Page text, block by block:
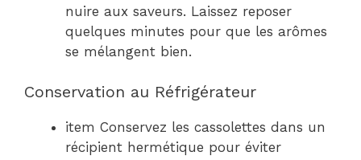
nuire aux saveurs. Laissez reposer
quelques minutes pour que les arômes
se mélangent bien.
Conservation au Réfrigérateur
item Conservez les cassolettes dans un
récipient hermétique pour éviter